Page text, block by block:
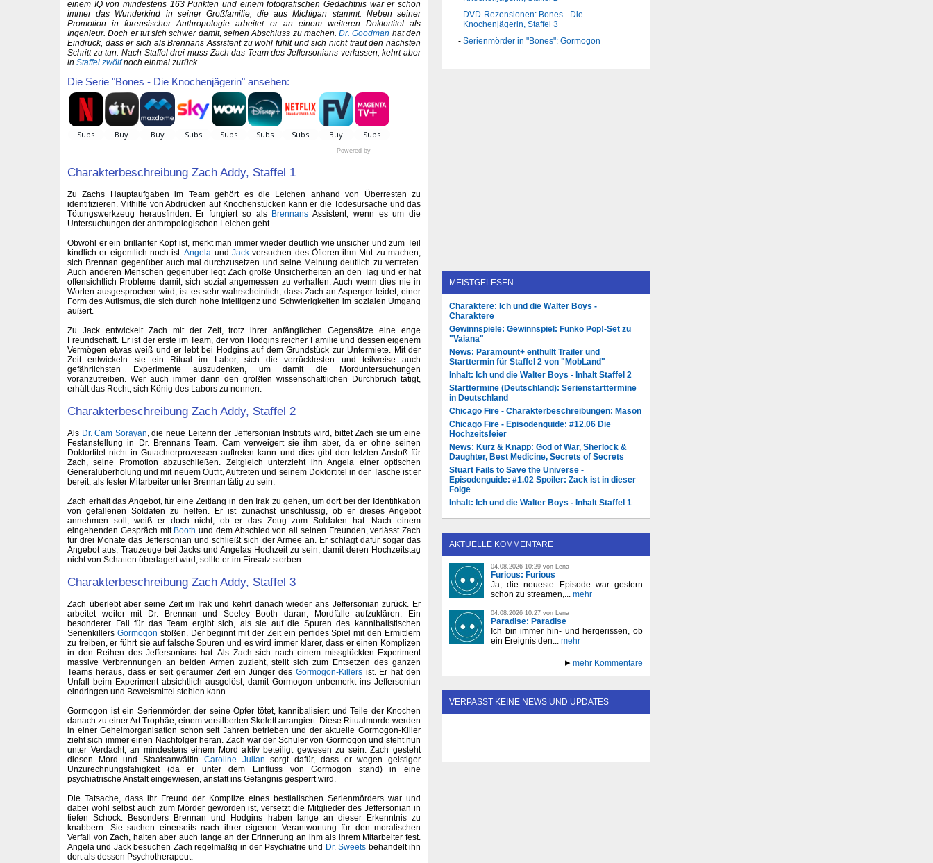
einem IQ von mindestens 163 Punkten und einem fotografischen Gedächtnis war er schon
immer das Wunderkind in seiner Großfamilie, die aus Michigan stammt. Neben seiner
Promotion in forensischer Anthropologie arbeitet er an einem weiteren Doktortitel als
Ingenieur. Doch er tut sich schwer damit, seinen Abschluss zu machen.Dr. Goodman hat den
Eindruck, dass er sich als Brennans Assistent zu wohl fühlt und sich nicht traut den nächsten
Schritt zu tun. Nach Staffel drei muss Zach das Team des Jeffersonians verlassen, kehrt aber
in Staffel zwölfnoch einmal zurück.
Die Serie "Bones - Die Knochenjägerin" ansehen:
Powered by
Charakterbeschreibung Zach Addy, Staffel 1
Zu Zachs Hauptaufgaben im Team gehört es die Leichen anhand von Überresten zu
identifizieren. Mithilfe von Abdrücken auf Knochenstücken kann er die Todesursache und das
Tötungswerkzeug herausfinden. Er fungiert so als Brennans Assistent, wenn es um die
Untersuchungen der anthropologischen Leichen geht.
Obwohl er ein brillanter Kopf ist, merkt man immer wieder deutlich wie unsicher und zum Teil
kindlich er eigentlich noch ist.Angela undJack versuchen des Öfteren ihm Mut zu machen,
sich Brennan gegenüber auch mal durchzusetzen und seine Meinung deutlich zu vertreten.
Auch anderen Menschen gegenüber legt Zach große Unsicherheiten an den Tag und er hat
offensichtlich Probleme damit, sich sozial angemessen zu verhalten. Auch wenn dies nie in
Worten ausgesprochen wird, ist es sehr wahrscheinlich, dass Zach an Asperger leidet, einer
Form des Autismus, die sich durch hohe Intelligenz und Schwierigkeiten im sozialen Umgang
äußert.
Zu Jack entwickelt Zach mit der Zeit, trotz ihrer anfänglichen Gegensätze eine enge
Freundschaft. Er ist der erste im Team, der von Hodgins reicher Familie und dessen eigenem
Vermögen etwas weiß und er lebt bei Hodgins auf dem Grundstück zur Untermiete. Mit der
Zeit entwickeln sie ein Ritual im Labor, sich die verrücktesten und teilweise auch
gefährlichsten Experimente auszudenken, um damit die Morduntersuchungen
voranzutreiben. Wer auch immer dann den größten wissenschaftlichen Durchbruch tätigt,
erhält das Recht, sich König des Labors zu nennen.
Charakterbeschreibung Zach Addy, Staffel 2
Als Dr. Cam Sorayan, die neue Leiterin der Jeffersonian Instituts wird, bittet Zach sie um eine
Festanstellung in Dr. Brennans Team. Cam verweigert sie ihm aber, da er ohne seinen
Doktortitel nicht in Gutachterprozessen auftreten kann und dies gibt den letzten Anstoß für
Zach, seine Promotion abzuschließen. Zeitgleich unterzieht ihn Angela einer optischen
Generalüberholung und mit neuem Outfit, Auftreten und seinem Doktortitel in der Tasche ist er
bereit, als fester Mitarbeiter unter Brennan tätig zu sein.
Zach erhält das Angebot, für eine Zeitlang in den Irak zu gehen, um dort bei der Identifikation
von gefallenen Soldaten zu helfen. Er ist zunächst unschlüssig, ob er dieses Angebot
annehmen soll, weiß er doch nicht, ob er das Zeug zum Soldaten hat. Nach einem
eingehenden Gespräch mit Booth und dem Abschied von all seinen Freunden, verlässt Zach
für drei Monate das Jeffersonian und schließt sich der Armee an. Er schlägt dafür sogar das
Angebot aus, Trauzeuge bei Jacks und Angelas Hochzeit zu sein, damit deren Hochzeitstag
nicht von Schatten überlagert wird, sollte er im Einsatz sterben.
Charakterbeschreibung Zach Addy, Staffel 3
Zach überlebt aber seine Zeit im Irak und kehrt danach wieder ans Jeffersonian zurück. Er
arbeitet weiter mit Dr. Brennan und Seeley Booth daran, Mordfälle aufzuklären. Ein
besonderer Fall für das Team ergibt sich, als sie auf die Spuren des kannibalistischen
Serienkillers Gormogon stoßen. Der beginnt mit der Zeit ein perfides Spiel mit den Ermittlern
zu treiben, er führt sie auf falsche Spuren und es wird immer klarer, dass er einen Komplizen
in den Reihen des Jeffersonians hat. Als Zach sich nach einem missglückten Experiment
massive Verbrennungen an beiden Armen zuzieht, stellt sich zum Entsetzen des ganzen
Teams heraus, dass er seit geraumer Zeit ein Jünger des Gormogon-Killersist. Er hat den
Unfall beim Experiment absichtlich ausgelöst, damit Gormogon unbemerkt ins Jeffersonian
eindringen und Beweismittel stehlen kann.
Gormogon ist ein Serienmörder, der seine Opfer tötet, kannibalisiert und Teile der Knochen
danach zu einer Art Trophäe, einem versilberten Skelett arrangiert. Diese Ritualmorde werden
in einer Geheimorganisation schon seit Jahren betrieben und der aktuelle Gormogon-Killer
zieht sich immer einen Nachfolger heran. Zach war der Schüler von Gormogon und steht nun
unter Verdacht, an mindestens einem Mord aktiv beteiligt gewesen zu sein. Zach gesteht
diesen Mord und Staatsanwältin Caroline Julian sorgt dafür, dass er wegen geistiger
Unzurechnungsfähigkeit (da er unter dem Einfluss von Gormogon stand) in eine
psychiatrische Anstalt eingewiesen, anstatt ins Gefängnis gesperrt wird.
Die Tatsache, dass ihr Freund der Komplize eines bestialischen Serienmörders war und
dabei wohl selbst auch zum Mörder geworden ist, versetzt die Mitglieder des Jeffersonian in
tiefen Schock. Besonders Brennan und Hodgins haben lange an dieser Erkenntnis zu
knabbern. Sie suchen einerseits nach ihrer eigenen Verantwortung für den moralischen
Verfall von Zach, halten aber auch lange an der Erinnerung an ihm als ihrem Mitarbeiter fest.
Angela und Jack besuchen Zach regelmäßig in der Psychiatrie und Dr. Sweets behandelt ihn
dort als dessen Psychotherapeut.
DVD-Rezensionen: Bones - Die
Knochenjägerin, Staffel 3
Serienmörder in "Bones": Gormogon
MEISTGELESEN
Charaktere: Ich und die Walter Boys -
Charaktere
Gewinnspiele: Gewinnspiel: Funko Pop!-Set zu
"Vaiana"
News: Paramount+ enthüllt Trailer und
Starttermin für Staffel 2 von "MobLand"
Inhalt: Ich und die Walter Boys - Inhalt Staffel 2
Starttermine (Deutschland): Serienstarttermine
in Deutschland
Chicago Fire - Charakterbeschreibungen: Mason
Chicago Fire - Episodenguide: #12.06 Die
Hochzeitsfeier
News: Kurz & Knapp: God of War, Sherlock &
Daughter, Best Medicine, Secrets of Secrets
Stuart Fails to Save the Universe -
Episodenguide: #1.02 Spoiler: Zack ist in dieser
Folge
Inhalt: Ich und die Walter Boys - Inhalt Staffel 1
AKTUELLE KOMMENTARE
04.08.2026 10:29 von Lena
Furious: Furious
Ja, die neueste Episode war gestern
schon zu streamen,... mehr
04.08.2026 10:27 von Lena
Paradise: Paradise
Ich bin immer hin- und hergerissen, ob
ein Ereignis den... mehr
mehr Kommentare
VERPASST KEINE NEWS UND UPDATES